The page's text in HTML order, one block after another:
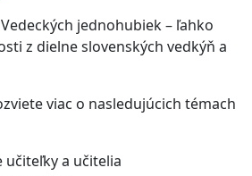
jednohubiek – ľahko
z dielne slovenských vedkýň a
viac o nasledujúcich témach
učiteľky a učitelia